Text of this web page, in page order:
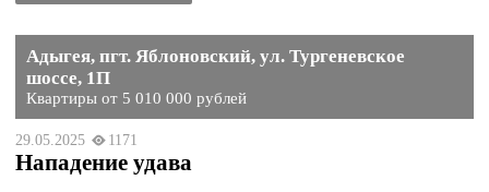
Адыгея, пгт. Яблоновский, ул. Тургеневское
шоссе, 1П
Квартиры от 5 010 000 рублей
29.05.2025 1171
Нападение удава